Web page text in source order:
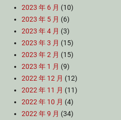
2023 年 6 月 (10)
2023 年 5 月 (6)
2023 年 4 月 (3)
2023 年 3 月 (15)
2023 年 2 月 (15)
2023 年 1 月 (9)
2022 年 12 月 (12)
2022 年 11 月 (11)
2022 年 10 月 (4)
2022 年 9 月 (34)